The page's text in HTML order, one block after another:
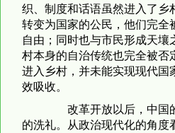
织、制度和话语虽然进入了乡
转变为国家的公民，他们完全
自由；同时也与市民形成天壤
村本身的自治传统也完全被否
进入乡村，并未能实现现代国
效吸收。
改革开放以后，中国
的洗礼。从政治现代化的角度